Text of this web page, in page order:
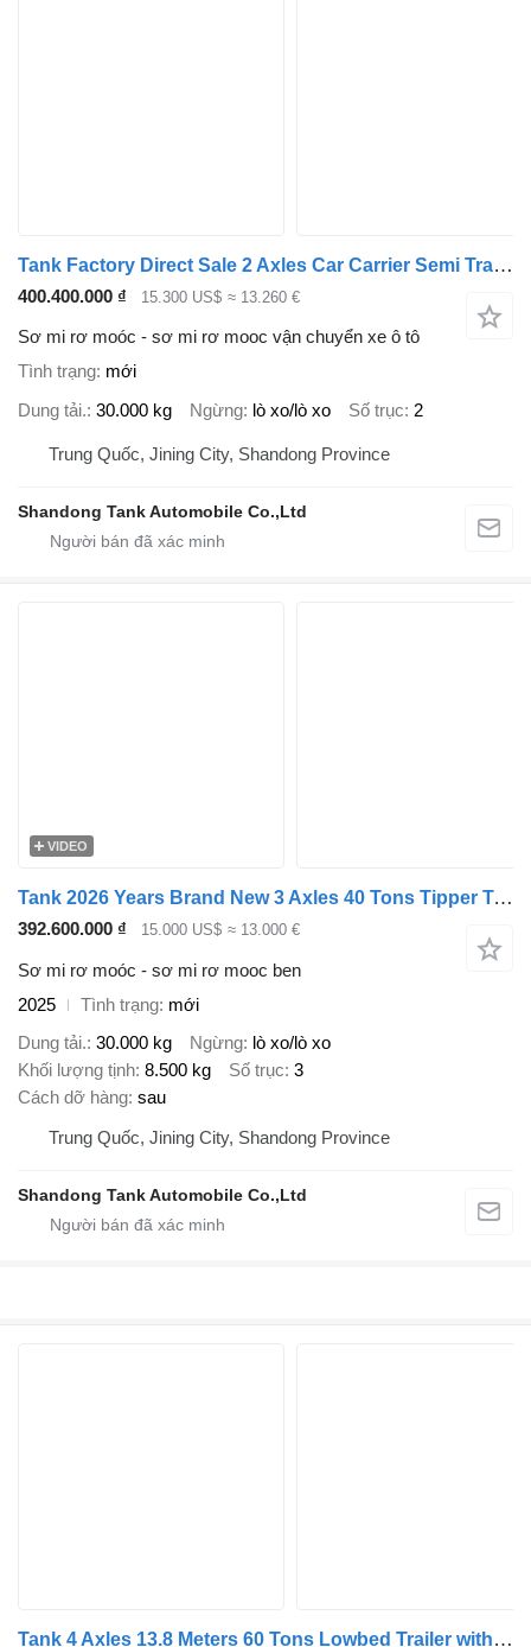
Tank Factory Direct Sale 2 Axles Car Carrier Semi Trailer
400.400.000 ₫ 15.300 US$ ≈ 13.260 €
Sơ mi rơ moóc - sơ mi rơ mooc vận chuyển xe ô tô
Tình trạng mới
Dung tải. 30.000 kg Ngừng lò xo/lò xo Số trục 2
Trung Quốc, Jining City, Shandong Province
Shandong Tank Automobile Co.,Ltd
VIDEO
Tank 2026 Years Brand New 3 Axles 40 Tons Tipper Trailer For Sale
392.600.000 ₫ 15.000 US$ ≈ 13.000 €
Sơ mi rơ moóc - sơ mi rơ mooc ben
2025
Tình trạng mới
Dung tải. 30.000 kg Ngừng lò xo/lò xo
Khối lượng tịnh 8.500 kg Số trục 3
Cách dỡ hàng sau
Trung Quốc, Jining City, Shandong Province
Shandong Tank Automobile Co.,Ltd
Tank 4 Axles 13.8 Meters 60 Tons Lowbed Trailer with Extension Device